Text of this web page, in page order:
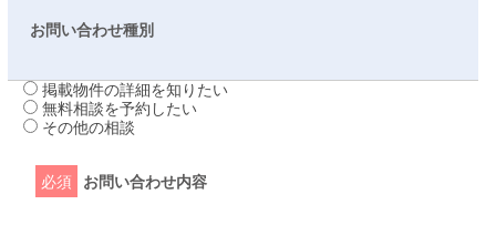
お問い合わせ種別
掲載物件の詳細を知りたい
無料相談を予約したい
その他の相談
必須 お問い合わせ内容